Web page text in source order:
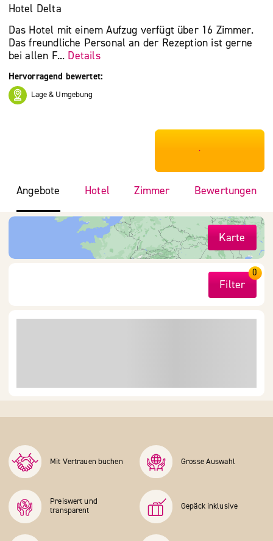
Hotel Delta
Das Hotel mit einem Aufzug verfügt über 16 Zimmer.
Das freundliche Personal an der Rezeption ist gerne
bei allen F... Details
Hervorragend bewertet:
Lage & Umgebung
***************
Angebote Hotel Zimmer Bewertungen
Karte
Filter
0
Mit Vertrauen buchen Grosse Auswahl
Preiswert und
transparent
Gepäck inklusive